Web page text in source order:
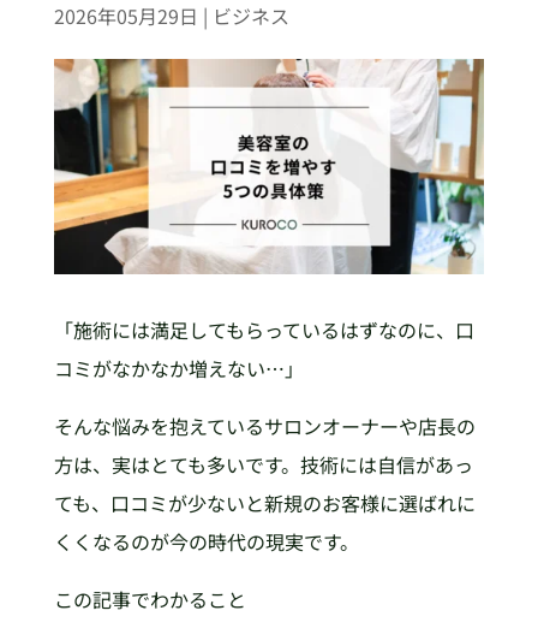
2026年05月29日 | ビジネス
「施術には満足してもらっているはずなのに、口
コミがなかなか増えない…」
そんな悩みを抱えているサロンオーナーや店長の
方は、実はとても多いです。技術には自信があっ
ても、口コミが少ないと新規のお客様に選ばれに
くくなるのが今の時代の現実です。
この記事でわかること